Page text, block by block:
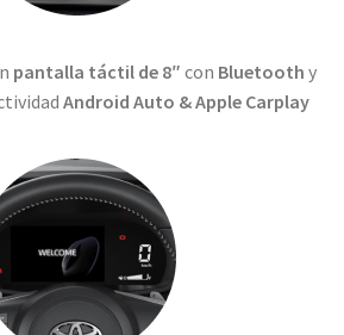
pantalla táctil de 8″ con Bluetooth y
Android Auto & Apple Carplay